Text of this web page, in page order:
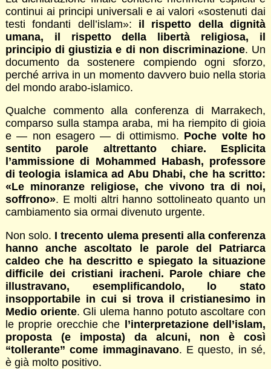
continui ai principi universali e ai valori «sostenuti dai
testi fondanti dell’islam»: il rispetto della dignità
umana, il rispetto della libertà religiosa, il
principio di giustizia e di non discriminazione. Un
documento da sostenere compiendo ogni sforzo,
perché arriva in un momento davvero buio nella storia
del mondo arabo-islamico.
Qualche commento alla conferenza di Marrakech,
comparso sulla stampa araba, mi ha riempito di gioia
e — non esagero — di ottimismo. Poche volte ho
sentito parole altrettanto chiare. Esplicita
l’ammissione di Mohammed Habash, professore
di teologia islamica ad Abu Dhabi, che ha scritto:
«Le minoranze religiose, che vivono tra di noi,
soffrono». E molti altri hanno sottolineato quanto un
cambiamento sia ormai divenuto urgente.
Non solo. I trecento ulema presenti alla conferenza
hanno anche ascoltato le parole del Patriarca
caldeo che ha descritto e spiegato la situazione
difficile dei cristiani iracheni. Parole chiare che
illustravano, esemplificandolo, lo stato
insopportabile in cui si trova il cristianesimo in
Medio oriente. Gli ulema hanno potuto ascoltare con
le proprie orecchie che l’interpretazione dell’islam,
proposta (e imposta) da alcuni, non è così
“tollerante” come immaginavano. E questo, in sé,
è già molto positivo.